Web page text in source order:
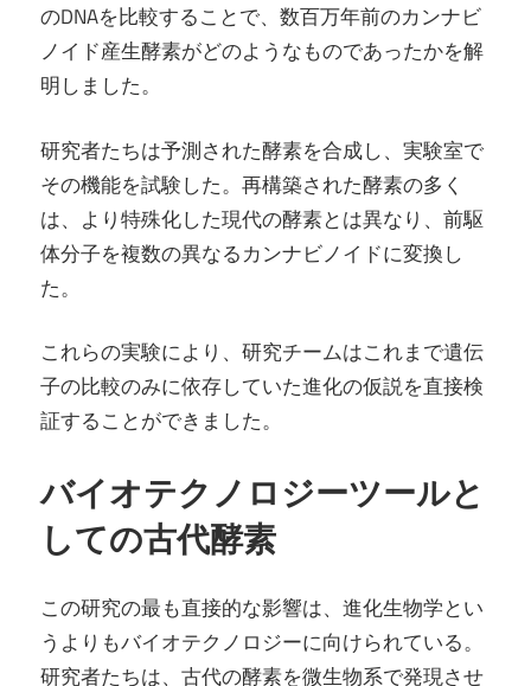
のDNAを比較することで、数百万年前のカンナビ
ノイド産生酵素がどのようなものであったかを解
明しました。
研究者たちは予測された酵素を合成し、実験室で
その機能を試験した。再構築された酵素の多く
は、より特殊化した現代の酵素とは異なり、前駆
体分子を複数の異なるカンナビノイドに変換し
た。
これらの実験により、研究チームはこれまで遺伝
子の比較のみに依存していた進化の仮説を直接検
証することができました。
バイオテクノロジーツールと
しての古代酵素
この研究の最も直接的な影響は、進化生物学とい
うよりもバイオテクノロジーに向けられている。
研究者たちは、古代の酵素を微生物系で発現させ